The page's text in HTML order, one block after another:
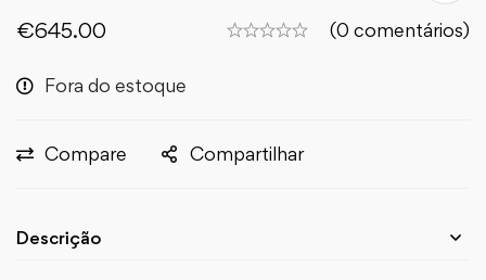
€645.00 (0 comentários)
Fora do estoque
Compare Compartilhar
Descrição